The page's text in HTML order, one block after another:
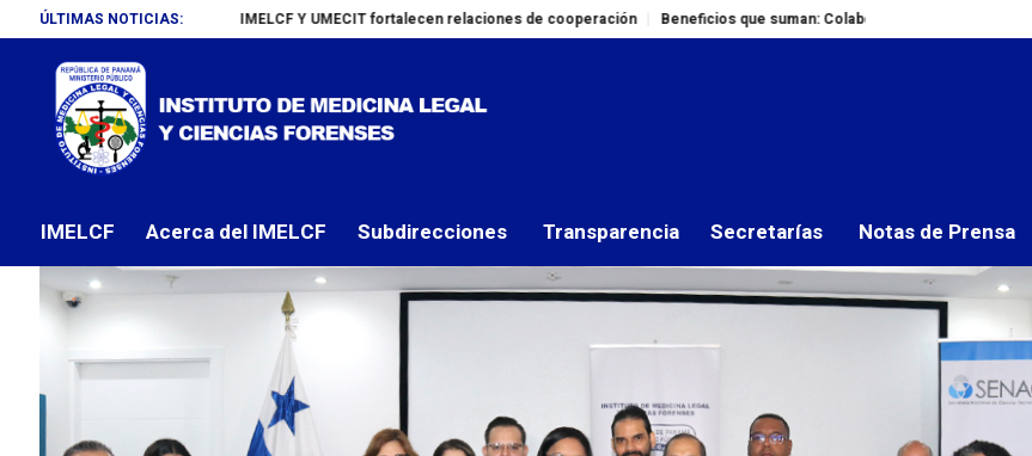
ÚLTIMAS NOTICIAS:
IMELCF Y UMECIT fortalecen relaciones de cooperación Beneficios que suman: Colaboradores del IMELCF adquieren canasta
IMELCF Acerca del IMELCF Subdirecciones Transparencia Secretarías Notas de Prensa
NOTAS DE PRENSA
Jornada Académica Institucional IMELCF 2025